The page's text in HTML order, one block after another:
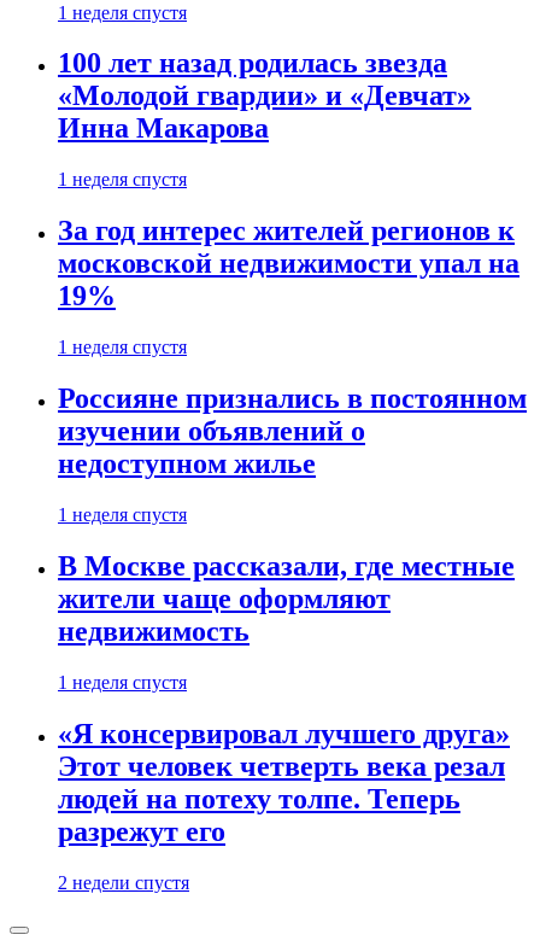
1 неделя спустя
100 лет назад родилась звезда
«Молодой гвардии» и «Девчат»
Инна Макарова
1 неделя спустя
За год интерес жителей регионов к
московской недвижимости упал на
19%
1 неделя спустя
Россияне признались в постоянном
изучении объявлений о
недоступном жилье
1 неделя спустя
В Москве рассказали, где местные
жители чаще оформляют
недвижимость
1 неделя спустя
«Я консервировал лучшего друга»
Этот человек четверть века резал
людей на потеху толпе. Теперь
разрежут его
2 недели спустя